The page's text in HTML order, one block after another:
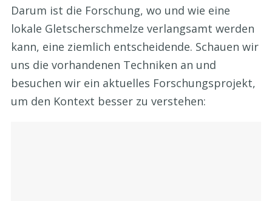
Darum ist die Forschung, wo und wie eine
lokale Gletscherschmelze verlangsamt werden
kann, eine ziemlich entscheidende. Schauen wir
uns die vorhandenen Techniken an und
besuchen wir ein aktuelles Forschungsprojekt,
um den Kontext besser zu verstehen: